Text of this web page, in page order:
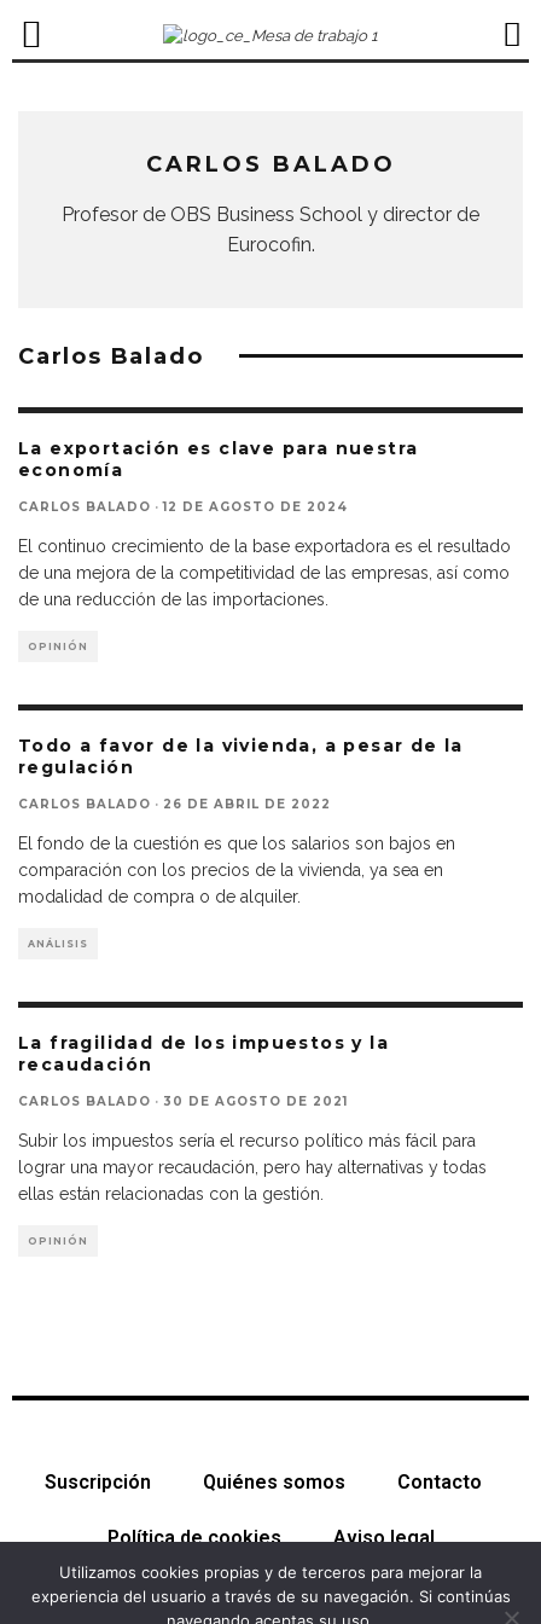
CARLOS BALADO
Profesor de OBS Business School y director de
Eurocofin.
Carlos Balado
La exportación es clave para nuestra
economía
CARLOS BALADO · 12 DE AGOSTO DE 2024
El continuo crecimiento de la base exportadora es el resultado
de una mejora de la competitividad de las empresas, así como
de una reducción de las importaciones.
OPINIÓN
Todo a favor de la vivienda, a pesar de la
regulación
CARLOS BALADO · 26 DE ABRIL DE 2022
El fondo de la cuestión es que los salarios son bajos en
comparación con los precios de la vivienda, ya sea en
modalidad de compra o de alquiler.
ANÁLISIS
La fragilidad de los impuestos y la
recaudación
CARLOS BALADO · 30 DE AGOSTO DE 2021
Subir los impuestos sería el recurso político más fácil para
lograr una mayor recaudación, pero hay alternativas y todas
ellas están relacionadas con la gestión.
OPINIÓN
Suscripción Quiénes somos Contacto
Política de cookies Aviso legal
Utilizamos cookies propias y de terceros para mejorar la
experiencia del usuario a través de su navegación. Si continúas